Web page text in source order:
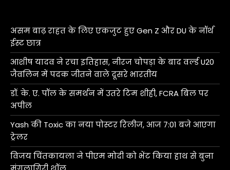
असम बाढ़ राहत के लिए एकजुट हुए Gen Z और DU के नॉर्थ
ईस्ट छात्र
आशीष यादव ने रचा इतिहास, नीरज चोपड़ा के बाद वर्ल्ड U20
जैवलिन में पदक जीतने वाले दूसरे भारतीय
डॉ. के. ए. पॉल के समर्थन में उतरे टिम शीही, FCRA बिल पर
अपील
Yash की Toxic का नया पोस्टर रिलीज, आज 7:01 बजे आएगा
ट्रेलर
विजय चिंतकायला ने पीएम मोदी को भेंट किया हाथ से बुना